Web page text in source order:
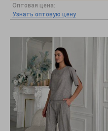
Оптовая цена:
Узнать оптовую цену